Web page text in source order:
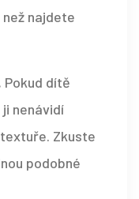
najdete
Pokud dítě
nenávidí
Zkuste
podobné